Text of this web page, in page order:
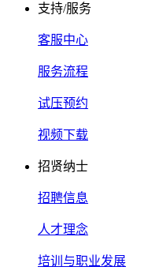
支持/服务
客服中心
服务流程
试压预约
视频下载
招贤纳士
招聘信息
人才理念
培训与职业发展